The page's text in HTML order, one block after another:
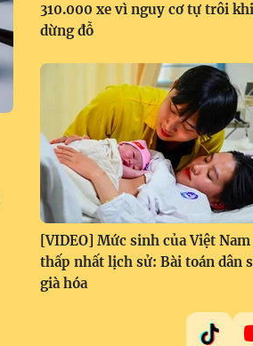
310.000 xe vì nguy cơ tự trôi khi
dừng đỗ
[VIDEO] Mức sinh của Việt Nam
thấp nhất lịch sử: Bài toán dân
già hóa